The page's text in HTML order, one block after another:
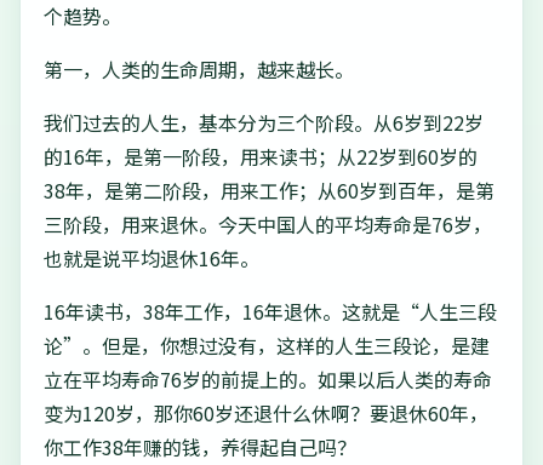
个趋势。
第一，人类的生命周期，越来越长。
我们过去的人生，基本分为三个阶段。从6岁到22岁
的16年，是第一阶段，用来读书；从22岁到60岁的
38年，是第二阶段，用来工作；从60岁到百年，是第
三阶段，用来退休。今天中国人的平均寿命是76岁，
也就是说平均退休16年。
16年读书，38年工作，16年退休。这就是“人生三段
论”。但是，你想过没有，这样的人生三段论，是建
立在平均寿命76岁的前提上的。如果以后人类的寿命
变为120岁，那你60岁还退什么休啊？要退休60年，
你工作38年赚的钱，养得起自己吗？